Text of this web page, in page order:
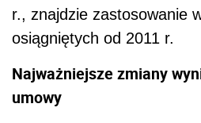
r., znajdzie zastosowanie
osiągniętych od 2011 r.
Najważniejsze zmiany
umowy